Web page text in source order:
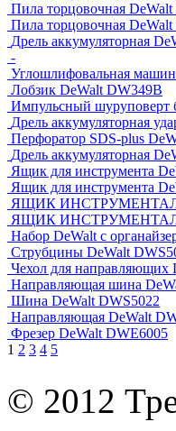
Пила торцовочная
Пила торцовочная
Дрель аккумуляторная
-
Углошлифовальная
Лобзик DeWalt DW349B
Импульсный шуруповерт
Дрель аккумуляторная
Перфоратор SDS-plus
Дрель аккумуляторная
Ящик для инструмента
Ящик для инструмента
ЯЩИК
ЯЩИК
Набор DeWalt с
Струбцины DeWalt
Чехол для направляющих
Направляющая шина
Шина DeWalt DWS5022
Направляющая DeWalt
Фрезер DeWalt DWE6005
1 2 3 4 5
© 2012